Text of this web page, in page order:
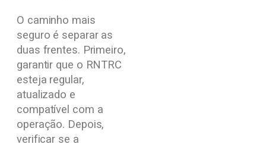
O caminho mais
seguro é separar as
duas frentes. Primeiro,
garantir que o RNTRC
esteja regular,
atualizado e
compatível com a
operação. Depois,
verificar se a